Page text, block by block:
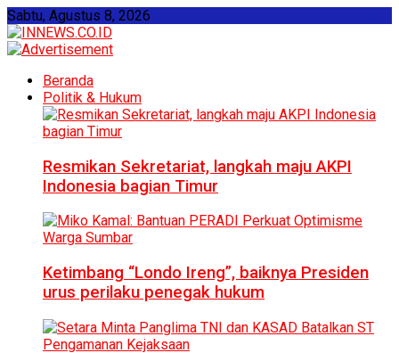
Sabtu, Agustus 8, 2026
Beranda
Politik & Hukum
Resmikan Sekretariat, langkah maju AKPI
Indonesia bagian Timur
Ketimbang “Londo Ireng”, baiknya Presiden
urus perilaku penegak hukum